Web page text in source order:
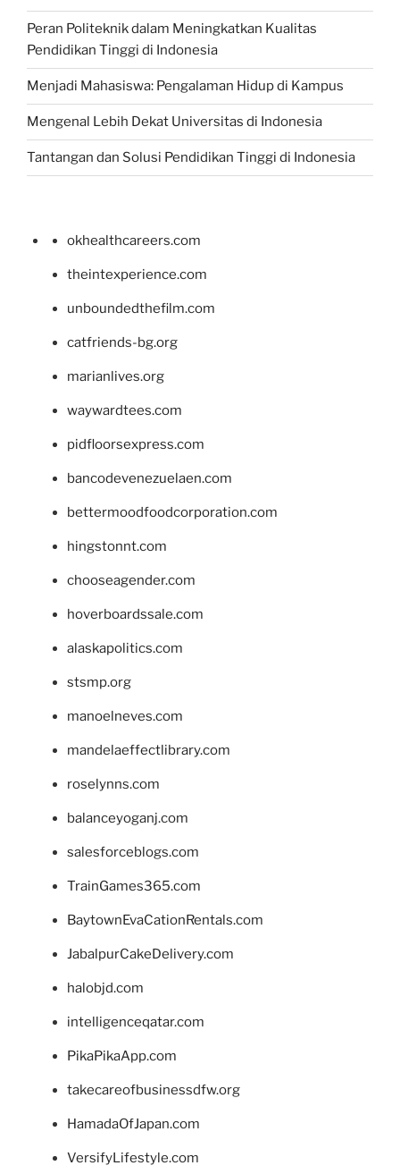
Peran Politeknik dalam Meningkatkan Kualitas
Pendidikan Tinggi di Indonesia
Menjadi Mahasiswa: Pengalaman Hidup di Kampus
Mengenal Lebih Dekat Universitas di Indonesia
Tantangan dan Solusi Pendidikan Tinggi di Indonesia
okhealthcareers.com
theintexperience.com
unboundedthefilm.com
catfriends-bg.org
marianlives.org
waywardtees.com
pidfloorsexpress.com
bancodevenezuelaen.com
bettermoodfoodcorporation.com
hingstonnt.com
chooseagender.com
hoverboardssale.com
alaskapolitics.com
stsmp.org
manoelneves.com
mandelaeffectlibrary.com
roselynns.com
balanceyoganj.com
salesforceblogs.com
TrainGames365.com
BaytownEvaCationRentals.com
JabalpurCakeDelivery.com
halobjd.com
intelligenceqatar.com
PikaPikaApp.com
takecareofbusinessdfw.org
HamadaOfJapan.com
VersifyLifestyle.com